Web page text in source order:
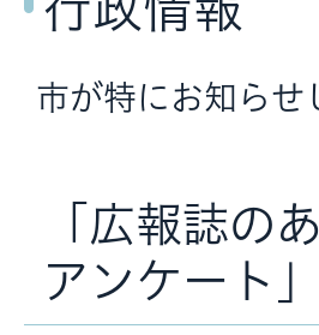
市が特にお知らせ
「広報誌の
アンケート